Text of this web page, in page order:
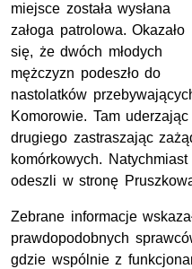
miejsce została wysłana
załoga patrolowa. Okazało
się, że dwóch młodych
mężczyzn podeszło do
nastolatków
Komorowie. Tam
drugiego zastraszając
komórkowych.
odeszli w stronę
Zebrane informacje
prawdopodobnych
gdzie wspólnie z